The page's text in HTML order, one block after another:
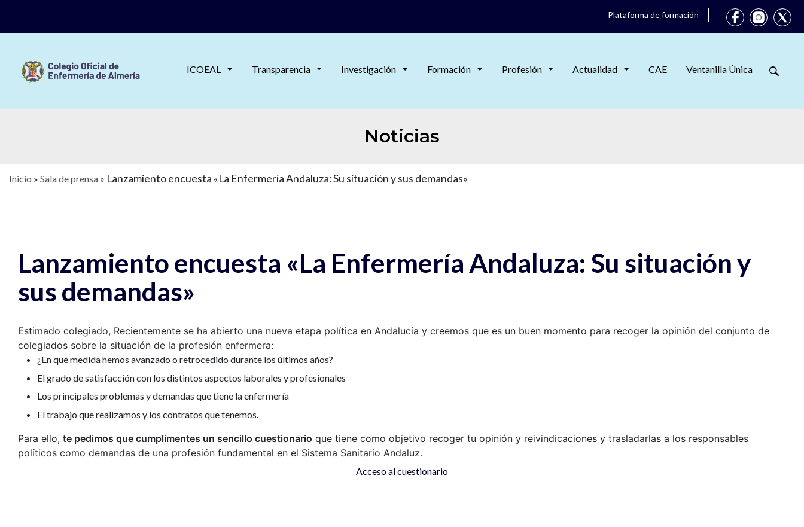
Plataforma de formación
ICOEAL Transparencia Investigación Formación Profesión Actualidad CAE Ventanilla Única
Noticias
Inicio » Sala de prensa » Lanzamiento encuesta «La Enfermería Andaluza: Su situación y sus demandas»
Lanzamiento encuesta «La Enfermería Andaluza: Su situación y
sus demandas»
Estimado colegiado, Recientemente se ha abierto una nueva etapa política en Andalucía y creemos que es un buen momento para recoger la opinión del conjunto de
colegiados sobre la situación de la profesión enfermera:
¿En qué medida hemos avanzado o retrocedido durante los últimos años?
El grado de satisfacción con los distintos aspectos laborales y profesionales
Los principales problemas y demandas que tiene la enfermería
El trabajo que realizamos y los contratos que tenemos.
Para ello, te pedimos que cumplimentes un sencillo cuestionario que tiene como objetivo recoger tu opinión y reivindicaciones y trasladarlas a los responsables
políticos como demandas de una profesión fundamental en el Sistema Sanitario Andaluz.
Acceso al cuestionario